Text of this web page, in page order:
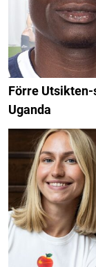
Förre
Uganda